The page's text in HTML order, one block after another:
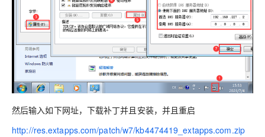
然后输入如下网址，下载补丁并且安装，并且重启
http://res.extapps.com/patch/w7/kb4474419_extapps.com.zip